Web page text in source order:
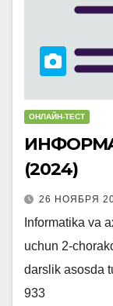
ОНЛАЙН-ТЕСТ
(2024)
26 НОЯБРЯ
Informatika va
uchun 2-
darslik asosda
933